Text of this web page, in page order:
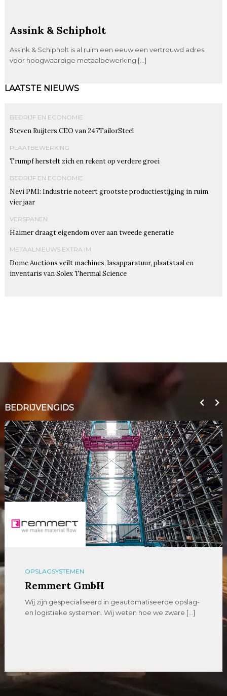
Assink & Schipholt
Assink & Schipholt is al ruim een eeuw een vertrouwd adres
voor hoogwaardige metaalbewerking […]
LAATSTE NIEUWS
BEDRIJF EN ECONOMIE
Steven Ruijters CEO van 247TailorSteel
PLAATBEWERKING
Trumpf herstelt zich en rekent op verdere groei
BEDRIJF EN ECONOMIE
Nevi PMI: Industrie noteert grootste productiestijging in ruim
vier jaar
VERSPANEN
Haimer draagt eigendom over aan tweede generatie
METAALNIEUWS EXTRA IM
Dome Auctions veilt machines, lasapparatuur, plaatstaal en
inventaris van Solex Thermal Science
BEDRIJVENGIDS
OPSLAGSYSTEMEN
Remmert GmbH
Wij zijn gespecialiseerd in geautomatiseerde opslag-
en logistieke systemen. Wij weten hoe we zware […]